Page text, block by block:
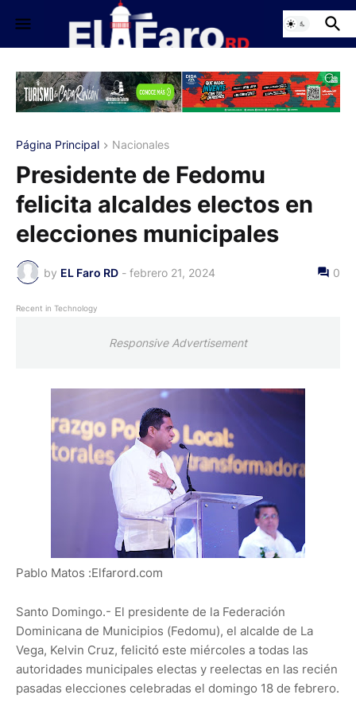
Página Principal Nacionales
Presidente de Fedomu
felicita alcaldes electos en
elecciones municipales
by EL Faro RD - febrero 21, 2024 0
Recent in Technology
Responsive Advertisement
Pablo Matos :Elfarord.com
Santo Domingo.- El presidente de la Federación
Dominicana de Municipios (Fedomu), el alcalde de La
Vega, Kelvin Cruz, felicitó este miércoles a todas las
autoridades municipales electas y reelectas en las recién
pasadas elecciones celebradas el domingo 18 de febrero.